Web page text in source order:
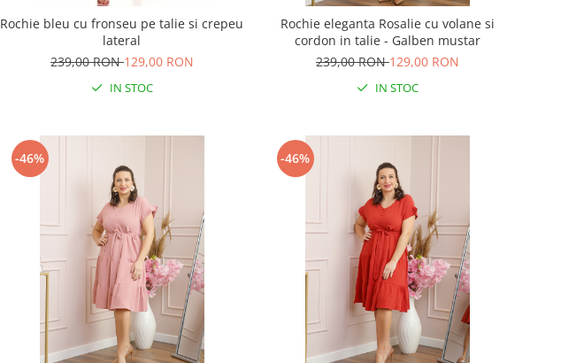
Rochie bleu cu fronseu pe talie si crepeu
lateral
239,00 RON129,00 RON
IN STOC
Rochie eleganta Rosalie cu volane si
cordon in talie - Galben mustar
239,00 RON129,00 RON
IN STOC
-46% -46%